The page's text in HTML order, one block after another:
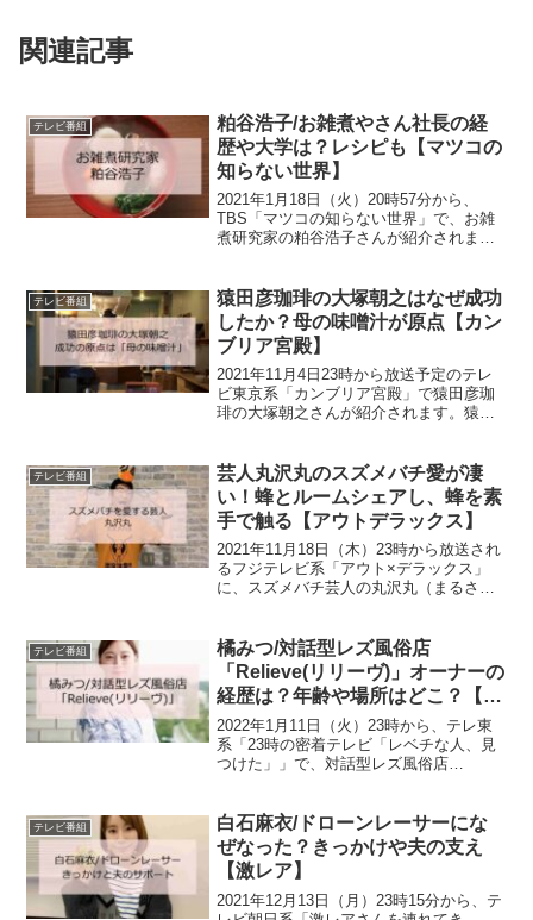
関連記事
テレビ番組
粕谷浩子/お雑煮やさん社長の経
歴や大学は？レシピも【マツコの
知らない世界】
2021年1月18日（火）20時57分から、
TBS「マツコの知らない世界」で、お雑
煮研究家の粕谷浩子さんが紹介されま
介しているのでしょうか。早速見ていき
ましょう。粕谷浩...
テレビ番組
猿田彦珈琲の大塚朝之はなぜ成功
したか？母の味噌汁が原点【カン
ブリア宮殿】
2021年11月4日23時から放送予定のテレ
ビ東京系「カンブリア宮殿」で猿田彦珈
琲の大塚朝之さんが紹介されます。猿田
戦略で事業を成功に導いたのでしょう
か。順番にみていき...
テレビ番組
芸人丸沢丸のスズメバチ愛が凄
い！蜂とルームシェアし、蜂を素
手で触る【アウトデラックス】
2021年11月18日（木）23時から放送され
るフジテレビ系「アウト×デラックス」
に、スズメバチ芸人の丸沢丸（まるさわ
をこよなく愛し、ルームシェアをしてい
るといいます。...
テレビ番組
橘みつ/対話型レズ風俗店
「Relieve(リリーヴ)」オーナーの
経歴は？年齢や場所はどこ？【レ
ベチ】
2022年1月11日（火）23時から、テレ東
系「23時の密着テレビ「レベチな人、見
つけた」」で、対話型レズ風俗店
オーナー橘みつさんはどんな方なのでし
ょうか。ど...
テレビ番組
白石麻衣/ドローンレーサーにな
ぜなった？きっかけや夫の支え
【激レア】
2021年12月13日（月）23時15分から、テ